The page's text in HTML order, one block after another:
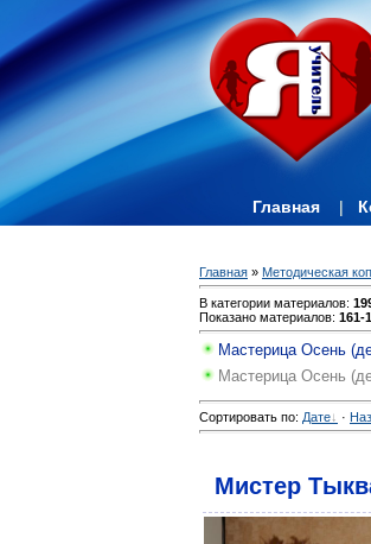
Главная |
Главная » Методическая
В категории материалов:
Показано материалов: 161-
Мастерица Осень
Мастерица Осень
Сортировать по: Дате ·
Мистер